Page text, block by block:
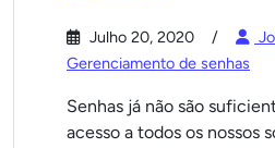
Julho 20, 2020
Gerenciamento de senhas
Senhas já não são
acesso a todos os nossos